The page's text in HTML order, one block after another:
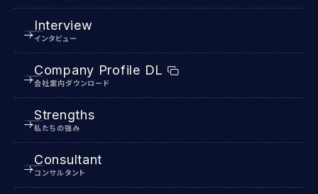
Interview
インタビュー
Company Profile DL
会社案内ダウンロード
Strengths
私たちの強み
Consultant
コンサルタント